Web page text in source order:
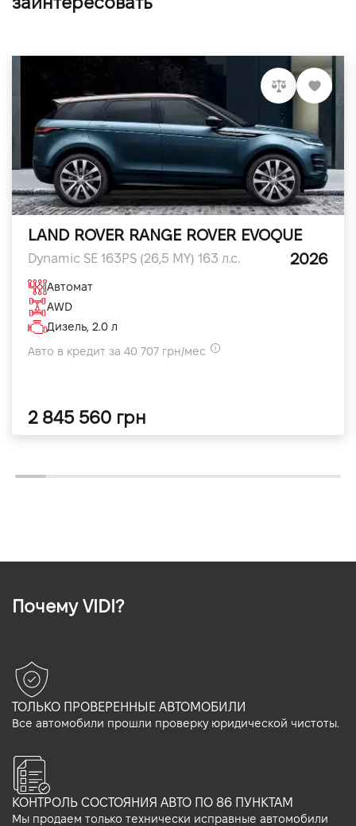
LAND ROVER RANGE ROVER EVOQUE
Dynamic SE 163PS (26,5 MY) 163 л.с. 2026
Автомат
AWD
Дизель, 2.0 л
Авто в кредит за 40 707 грн/мес
2 845 560 грн
Почему VIDI?
ТОЛЬКО ПРОВЕРЕННЫЕ АВТОМОБИЛИ
Все автомобили прошли проверку юридической чистоты.
КОНТРОЛЬ СОСТОЯНИЯ АВТО ПО 86 ПУНКТАМ
Мы продаем только технически исправные автомобили